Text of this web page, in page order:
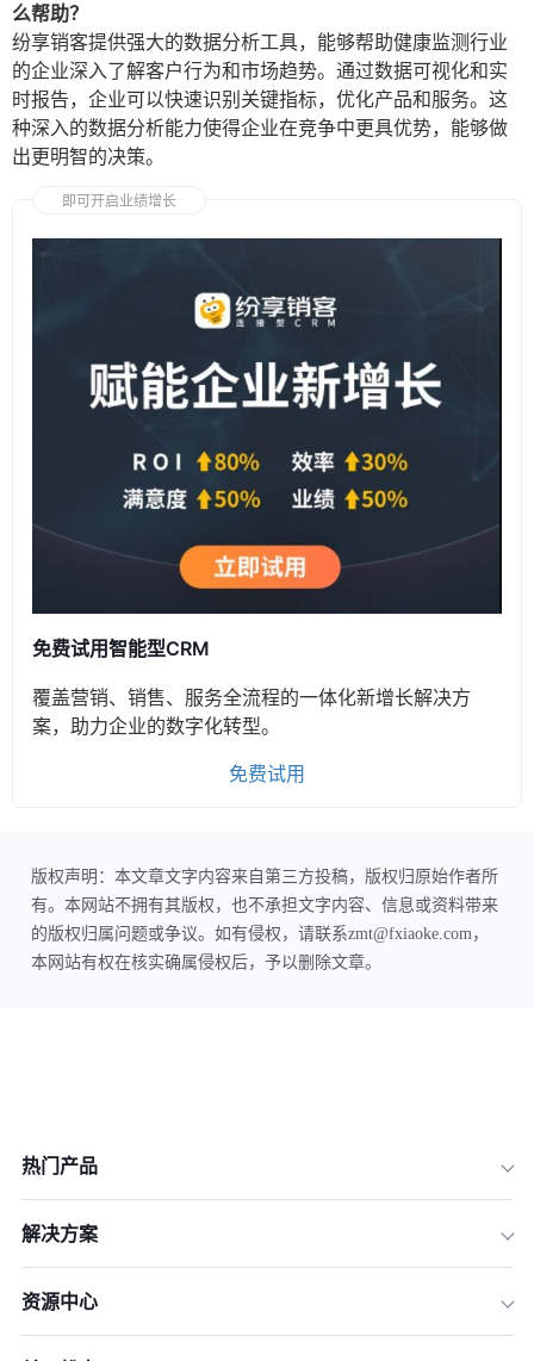
么帮助？
纷享销客提供强大的数据分析工具，能够帮助健康监测行业
的企业深入了解客户行为和市场趋势。通过数据可视化和实
时报告，企业可以快速识别关键指标，优化产品和服务。这
种深入的数据分析能力使得企业在竞争中更具优势，能够做
出更明智的决策。
即可开启业绩增长
免费试用智能型CRM
覆盖营销、销售、服务全流程的一体化新增长解决方
案，助力企业的数字化转型。
免费试用
版权声明：本文章文字内容来自第三方投稿，版权归原始作者所
有。本网站不拥有其版权，也不承担文字内容、信息或资料带来
的版权归属问题或争议。如有侵权，请联系zmt@fxiaoke.com，
本网站有权在核实确属侵权后，予以删除文章。
热门产品
解决方案
资源中心